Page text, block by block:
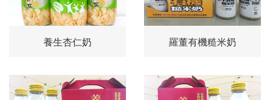
養生杏仁奶 羅董有機糙米奶